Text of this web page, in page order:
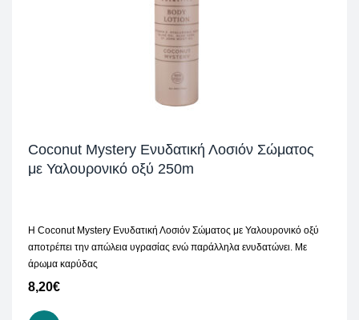
Coconut Mystery Ενυδατική Λοσιόν Σώματος
με Υαλουρονικό οξύ 250m
H Coconut Mystery Ενυδατική Λοσιόν Σώματος με Υαλουρονικό οξύ
αποτρέπει την απώλεια υγρασίας ενώ παράλληλα ενυδατώνει. Με
άρωμα καρύδας
8,20€